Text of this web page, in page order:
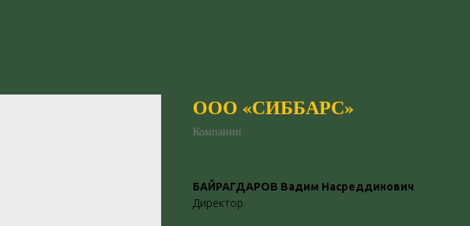
ООО «СИББАРС»
Компании
БАЙРАГДАРОВ Вадим Насреддинович
Директор.